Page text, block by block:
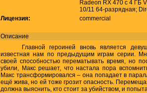
Radeon RX 470 с 4 ГБ
10/11 64-разрядная;
Лицензия:
commercial
Описание
Главной героиней вновь является
известная нам по предыдущим играм серии.
своей способностью перематывать время, но
убили, Макс решает, что настала пора
Макс трансформировался – она попадает в
ещё жива, но ей тоже грозит опасность.
должна выяснить, кто стоит за убийством, и